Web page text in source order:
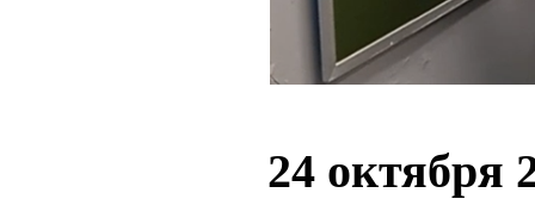
24 октября